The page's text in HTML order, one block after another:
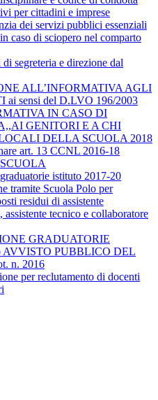
per cittadini e imprese
dei servizi pubblici essenziali
caso di sciopero nel comparto
segreteria e direzione dal
ALL’INFORMATIVA AGLI
ai sensi del D.LVO 196/2003
IN CASO DI
GENITORI E A CHI
DELLA SCUOLA 2018
art. 13 CCNL 2016-18
istituto 2017-20
tramite Scuola Polo per
residui di assistente
assistente tecnico e collaboratore
GRADUATORIE
AVVISTO PUBBLICO DEL
n. 2016
per reclutamento di docenti